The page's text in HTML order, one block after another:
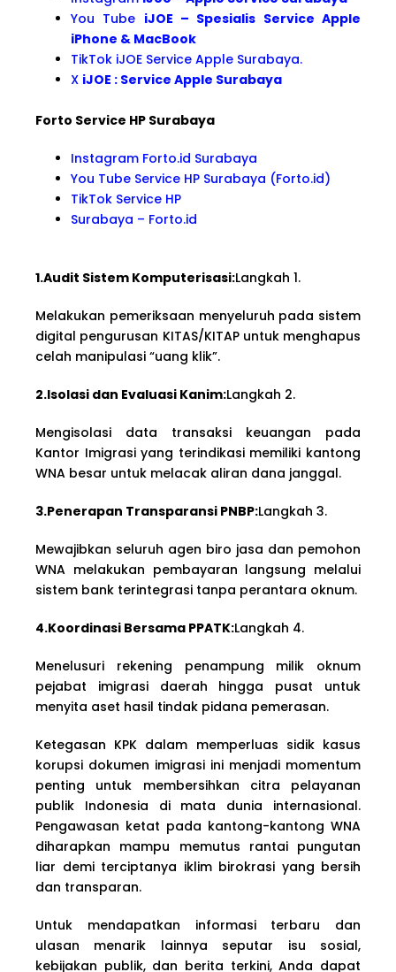
You Tube iJOE – Spesialis Service Apple
iPhone & MacBook
TikTok iJOE Service Apple Surabaya.
X iJOE : Service Apple Surabaya
Forto Service HP Surabaya
Instagram Forto.id Surabaya
You Tube Service HP Surabaya (Forto.id)
TikTok Service HP
Surabaya – Forto.id
1.Audit Sistem Komputerisasi:Langkah 1.
Melakukan pemeriksaan menyeluruh pada sistem
digital pengurusan KITAS/KITAP untuk menghapus
celah manipulasi “uang klik”.
2.Isolasi dan Evaluasi Kanim:Langkah 2.
Mengisolasi data transaksi keuangan pada
Kantor Imigrasi yang terindikasi memiliki kantong
WNA besar untuk melacak aliran dana janggal.
3.Penerapan Transparansi PNBP:Langkah 3.
Mewajibkan seluruh agen biro jasa dan pemohon
WNA melakukan pembayaran langsung melalui
sistem bank terintegrasi tanpa perantara oknum.
4.Koordinasi Bersama PPATK:Langkah 4.
Menelusuri rekening penampung milik oknum
pejabat imigrasi daerah hingga pusat untuk
menyita aset hasil tindak pidana pemerasan.
Ketegasan KPK dalam memperluas sidik kasus
korupsi dokumen imigrasi ini menjadi momentum
penting untuk membersihkan citra pelayanan
publik Indonesia di mata dunia internasional.
Pengawasan ketat pada kantong-kantong WNA
diharapkan mampu memutus rantai pungutan
liar demi terciptanya iklim birokrasi yang bersih
dan transparan.
Untuk mendapatkan informasi terbaru dan
ulasan menarik lainnya seputar isu sosial,
kebijakan publik, dan berita terkini, Anda dapat